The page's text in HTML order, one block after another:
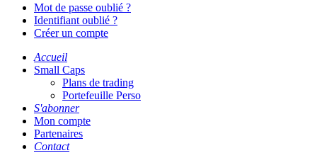
Mot de passe oublié ?
Identifiant oublié ?
Créer un compte
Accueil
Small Caps
Plans de trading
Portefeuille Perso
S'abonner
Mon compte
Partenaires
Contact